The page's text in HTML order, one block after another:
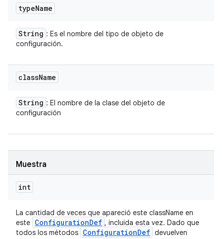
typeName
String : Es el nombre del tipo de objeto de
configuración.
className
String : El nombre de la clase del objeto de
configuración
Muestra
int
La cantidad de veces que apareció este className en
este ConfigurationDef , incluida esta vez. Dado que
todos los métodos ConfigurationDef devuelven